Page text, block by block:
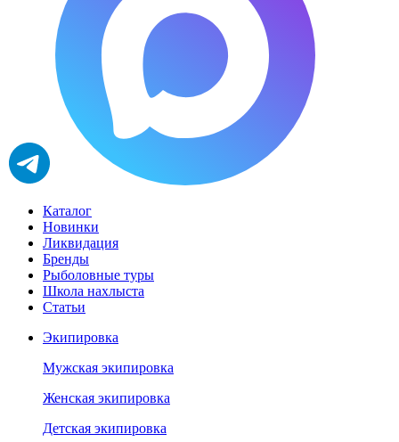
Каталог
Новинки
Ликвидация
Бренды
Рыболовные туры
Школа нахлыста
Статьи
Экипировка
Мужская экипировка
Женская экипировка
Детская экипировка